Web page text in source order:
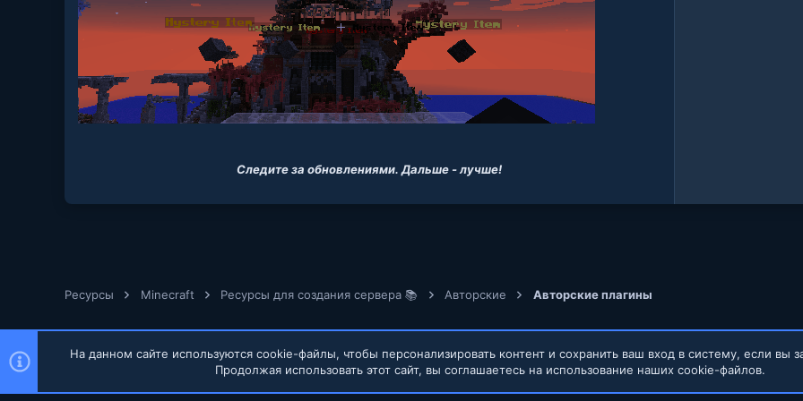
Следите за обновлениями. Дальше - лучше!
Ресурсы Minecraft Ресурсы для создания сервера 📚 Авторские Авторские плагины
Обратная связь Условия и правила
На данном сайте используются cookie-файлы, чтобы персонализировать контент и сохранить ваш вход в систему, если вы
Продолжая использовать этот сайт, вы соглашаетесь на использование наших cookie-файлов.